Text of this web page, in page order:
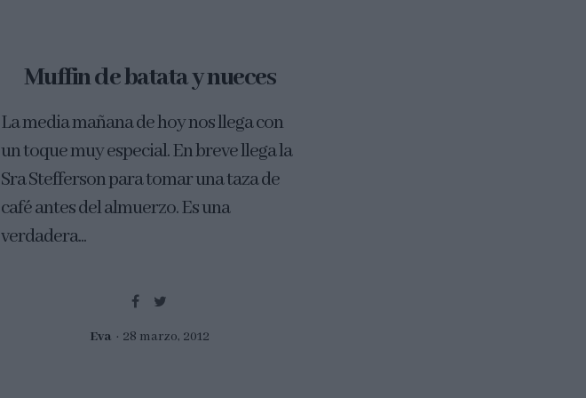
Muffin de batata y nueces
La media mañana de hoy nos llega con
un toque muy especial. En breve llega la
Sra Stefferson para tomar una taza de
café antes del almuerzo. Es una
verdadera...
Eva 28 marzo, 2012